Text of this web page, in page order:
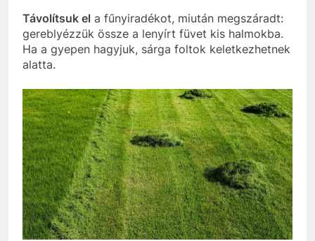
Távolítsuk el a fűnyiradékot, miután megszáradt:
gereblyézzük össze a lenyírt füvet kis halmokba.
Ha a gyepen hagyjuk, sárga foltok keletkezhetnek
alatta.